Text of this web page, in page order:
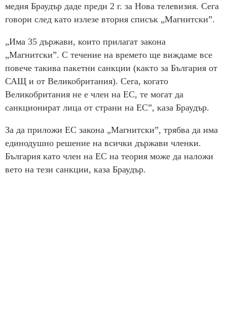
медия Браудър даде преди 2 г. за Нова телевизия. Сега
говори след като излезе втория списък „Магнитски”.
„Има 35 държави, които прилагат закона
„Магнитски”. С течение на времето ще виждаме все
повече такива пакетни санкции (както за България от
САЩ и от Великобритания). Сега, когато
Великобритания не е член на ЕС, те могат да
санкционират лица от страни на ЕС”, каза Браудър.
За да приложи ЕС закона „Магнитски”, трябва да има
единодушно решение на всички държави членки.
България като член на ЕС на теория може да наложи
вето на тези санкции, каза Браудър.